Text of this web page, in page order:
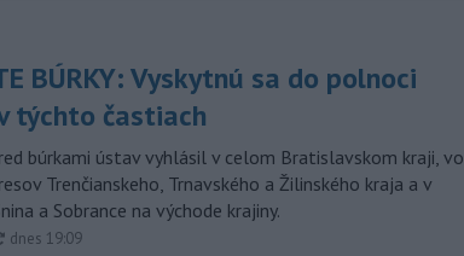
BÚRKY: Vyskytnú sa do polnoci
týchto častiach
búrkami ústav vyhlásil v celom Bratislavskom kraji, vo
Trenčianskeho, Trnavského a Žilinského kraja a v
a Sobrance na východe krajiny.
aktualizované
dnes 19:09